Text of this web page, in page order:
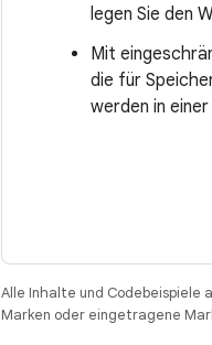
legen Sie den
Mit
die für
werden in
Alle Inhalte und Codebeispiele
Marken oder eingetragene